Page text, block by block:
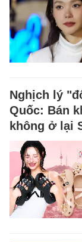
Nghịch lý
Quốc: Bán
không ở lại